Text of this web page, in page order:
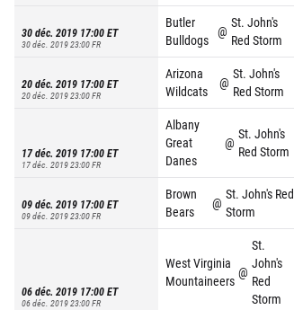
30 déc. 2019 17:00ET
30 déc. 2019 23:00FR
Butler
Bulldogs
@
St. John's
Red Storm
20 déc. 2019 17:00ET
20 déc. 2019 23:00FR
Arizona
Wildcats
@
St. John's
Red Storm
17 déc. 2019 17:00ET
17 déc. 2019 23:00FR
Albany
Great
Danes
@
St. John's
Red Storm
09 déc. 2019 17:00ET
09 déc. 2019 23:00FR
Brown
Bears
@
St. John's Red
Storm
06 déc. 2019 17:00ET
06 déc. 2019 23:00FR
West Virginia
Mountaineers
@
St.
John's
Red
Storm